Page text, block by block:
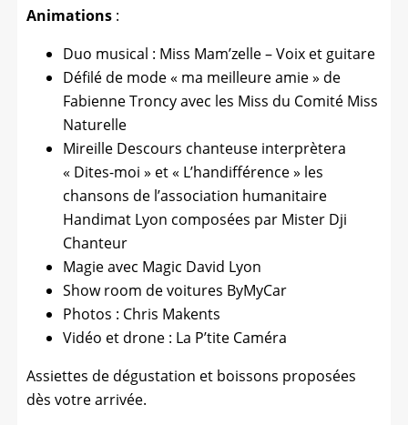
Animations :
Duo musical : Miss Mam’zelle – Voix et guitare
Défilé de mode « ma meilleure amie » de
Fabienne Troncy avec les Miss du Comité Miss
Naturelle
Mireille Descours chanteuse interprètera
« Dites-moi » et « L’handifférence » les
chansons de l’association humanitaire
Handimat Lyon composées par Mister Dji
Chanteur
Magie avec Magic David Lyon
Show room de voitures ByMyCar
Photos : Chris Makents
Vidéo et drone : La P’tite Caméra
Assiettes de dégustation et boissons proposées
dès votre arrivée.